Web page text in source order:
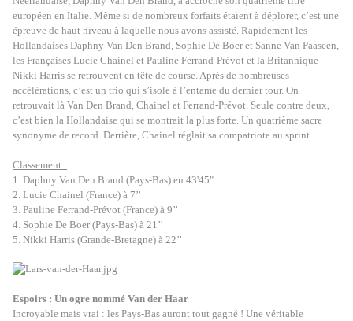
européen en Italie. Même si de nombreux forfaits étaient à déplorer, c’est une
épreuve de haut niveau à laquelle nous avons assisté. Rapidement les
Hollandaises Daphny Van Den Brand, Sophie De Boer et Sanne Van Paaseen,
les Françaises Lucie Chainel et Pauline Ferrand-Prévot et la Britannique
Nikki Harris se retrouvent en tête de course. Après de nombreuses
accélérations, c’est un trio qui s’isole à l’entame du dernier tour. On
retrouvait là Van Den Brand, Chainel et Ferrand-Prévot. Seule contre deux,
c’est bien la Hollandaise qui se montrait la plus forte. Un quatrième sacre
synonyme de record. Derrière, Chainel réglait sa compatriote au sprint.
Classement :
1. Daphny Van Den Brand (Pays-Bas) en 43'45"
2. Lucie Chainel (France) à 7’’
3. Pauline Ferrand-Prévot (France) à 9’’
4. Sophie De Boer (Pays-Bas) à 21’’
5. Nikki Harris (Grande-Bretagne) à 22’’
Espoirs : Un ogre nommé Van der Haar
Incroyable mais vrai : les Pays-Bas auront tout gagné ! Une véritable